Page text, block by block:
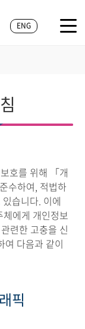
ENG
호를 위해 「개
수하여, 적법하
습니다. 이에
체에게 개인정보
련한 고충을 신
여 다음과 같이
픽